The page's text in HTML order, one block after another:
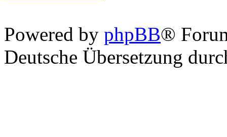
Powered by phpBB®
Deutsche Übersetzung